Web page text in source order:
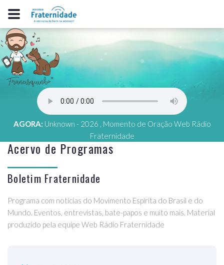
AGORA: Unknown - 2026 , Momento de Oração Web Rádio
Fraternidade
Acervo de Programas
Boletim Fraternidade
Programa com notícias do Movimento Espírita do Brasil e do
Mundo. Eventos, entrevistas, bate-papos e muito mais. Material
produzido pela equipe Web Rádio Fraternidade